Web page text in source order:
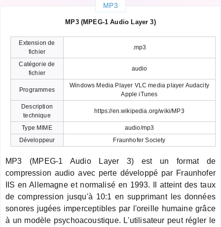
MP3
MP3 (MPEG-1 Audio Layer 3)
Extension de
fichier
.mp3
Catégorie de
fichier
audio
Programmes
Windows Media Player VLC media player Audacity
Apple iTunes
Description
technique
https://en.wikipedia.org/wiki/MP3
Type MIME
audio/mp3
Développeur
Fraunhofer Society
MP3 (MPEG-1 Audio Layer 3) est un format de
compression audio avec perte développé par Fraunhofer
IIS en Allemagne et normalisé en 1993. Il atteint des taux
de compression jusqu'à 10:1 en supprimant les données
sonores jugées imperceptibles par l'oreille humaine grâce
à un modèle psychoacoustique. L'utilisateur peut régler le